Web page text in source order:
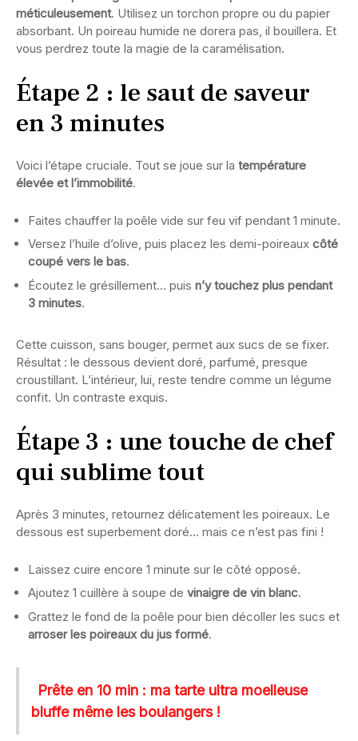
méticuleusement. Utilisez un torchon propre ou du papier
absorbant. Un poireau humide ne dorera pas, il bouillera. Et
vous perdrez toute la magie de la caramélisation.
Étape 2 : le saut de saveur
en 3 minutes
Voici l’étape cruciale. Tout se joue sur la température
élevée et l’immobilité.
Faites chauffer la poêle vide sur feu vif pendant 1 minute.
Versez l’huile d’olive, puis placez les demi-poireaux côté
coupé vers le bas.
Écoutez le grésillement… puis n’y touchez plus pendant
3 minutes.
Cette cuisson, sans bouger, permet aux sucs de se fixer.
Résultat : le dessous devient doré, parfumé, presque
croustillant. L’intérieur, lui, reste tendre comme un légume
confit. Un contraste exquis.
Étape 3 : une touche de chef
qui sublime tout
Après 3 minutes, retournez délicatement les poireaux. Le
dessous est superbement doré… mais ce n’est pas fini !
Laissez cuire encore 1 minute sur le côté opposé.
Ajoutez 1 cuillère à soupe de vinaigre de vin blanc.
Grattez le fond de la poêle pour bien décoller les sucs et
arroser les poireaux du jus formé.
Prête en 10 min : ma tarte ultra moelleuse
bluffe même les boulangers !